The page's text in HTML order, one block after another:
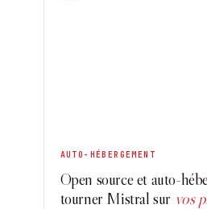
AUTO-HÉBERGEMENT
Open source et auto-
tourner Mistral sur vos